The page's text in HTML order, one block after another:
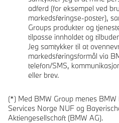
adferd (for eksempel ved
markedsføringse-poster),
Groups produkter og
tilpasse innholdet og
Jeg samtykker til at
markedsføringsformål via
telefon/SMS,
eller brev.
(*) Med BMW Group menes
Services Norge NUF og
Aktiengesellschaft (BMW AG).